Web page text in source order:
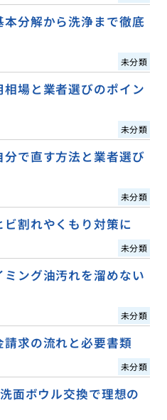
分解から洗浄まで徹底
未分類
場と業者選びのポイン
未分類
で直す方法と業者選び
未分類
割れやくもり対策に
未分類
ング油汚れを溜めない
未分類
求の流れと必要書類
未分類
面ボウル交換で理想の